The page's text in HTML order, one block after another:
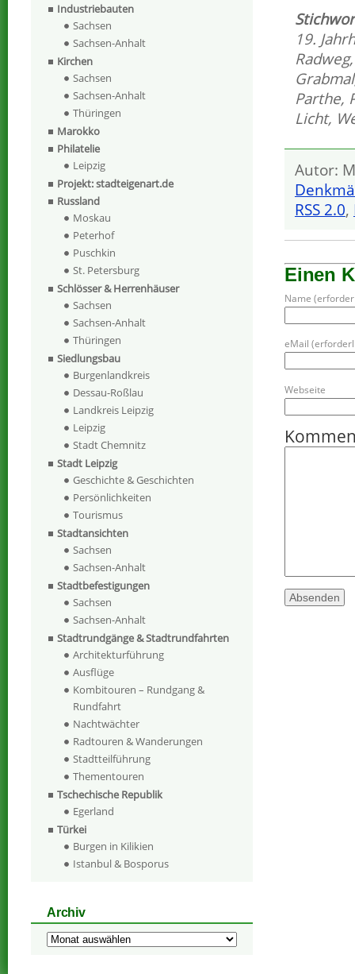
19.
Radweg
Grabmal
Parthe,
Licht,
Autor:
RSS 2.0,
Einen
Name
eMail
Webseite
Industriebauten
Sachsen
Sachsen-Anhalt
Kirchen
Sachsen
Sachsen-Anhalt
Thüringen
Marokko
Philatelie
Leipzig
Projekt: stadteigenart.de
Russland
Moskau
Peterhof
Puschkin
St. Petersburg
Schlösser & Herrenhäuser
Sachsen
Sachsen-Anhalt
Thüringen
Siedlungsbau
Burgenlandkreis
Dessau-Roßlau
Landkreis Leipzig
Leipzig
Stadt Chemnitz
Stadt Leipzig
Geschichte & Geschichten
Persönlichkeiten
Tourismus
Stadtansichten
Sachsen
Sachsen-Anhalt
Stadtbefestigungen
Sachsen
Sachsen-Anhalt
Stadtrundgänge & Stadtrundfahrten
Architekturführung
Ausflüge
Kombitouren – Rundgang &
Rundfahrt
Nachtwächter
Radtouren & Wanderungen
Stadtteilführung
Thementouren
Tschechische Republik
Egerland
Türkei
Burgen in Kilikien
Istanbul & Bosporus
Archiv
Archiv